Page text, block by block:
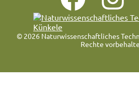
© 2026 Naturwissenschaftliches
Rechte